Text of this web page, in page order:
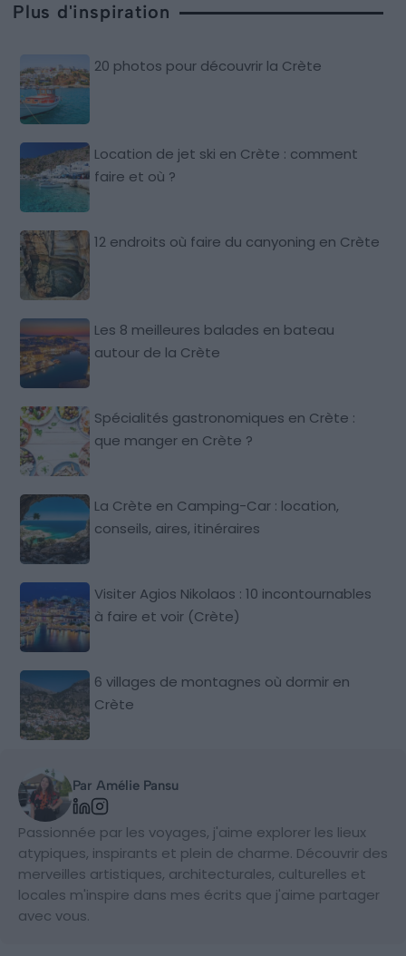
Plus d'inspiration
20 photos pour découvrir la Crète
Location de jet ski en Crète : comment
faire et où ?
12 endroits où faire du canyoning en Crète
Les 8 meilleures balades en bateau
autour de la Crète
Spécialités gastronomiques en Crète :
que manger en Crète ?
La Crète en Camping-Car : location,
conseils, aires, itinéraires
Visiter Agios Nikolaos : 10 incontournables
à faire et voir (Crète)
6 villages de montagnes où dormir en
Crète
Par Amélie Pansu
Passionnée par les voyages, j'aime explorer les lieux
atypiques, inspirants et plein de charme. Découvrir des
merveilles artistiques, architecturales, culturelles et
locales m'inspire dans mes écrits que j'aime partager
avec vous.